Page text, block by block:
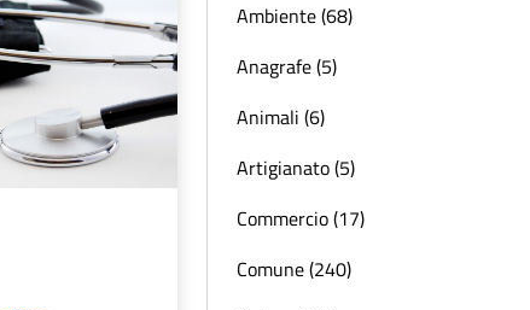
Ambiente (68)
Anagrafe (5)
Animali (6)
Artigianato (5)
Commercio (17)
Comune (240)